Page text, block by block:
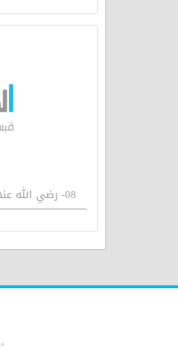
08- رضي الله عنهم و رضوا عنه